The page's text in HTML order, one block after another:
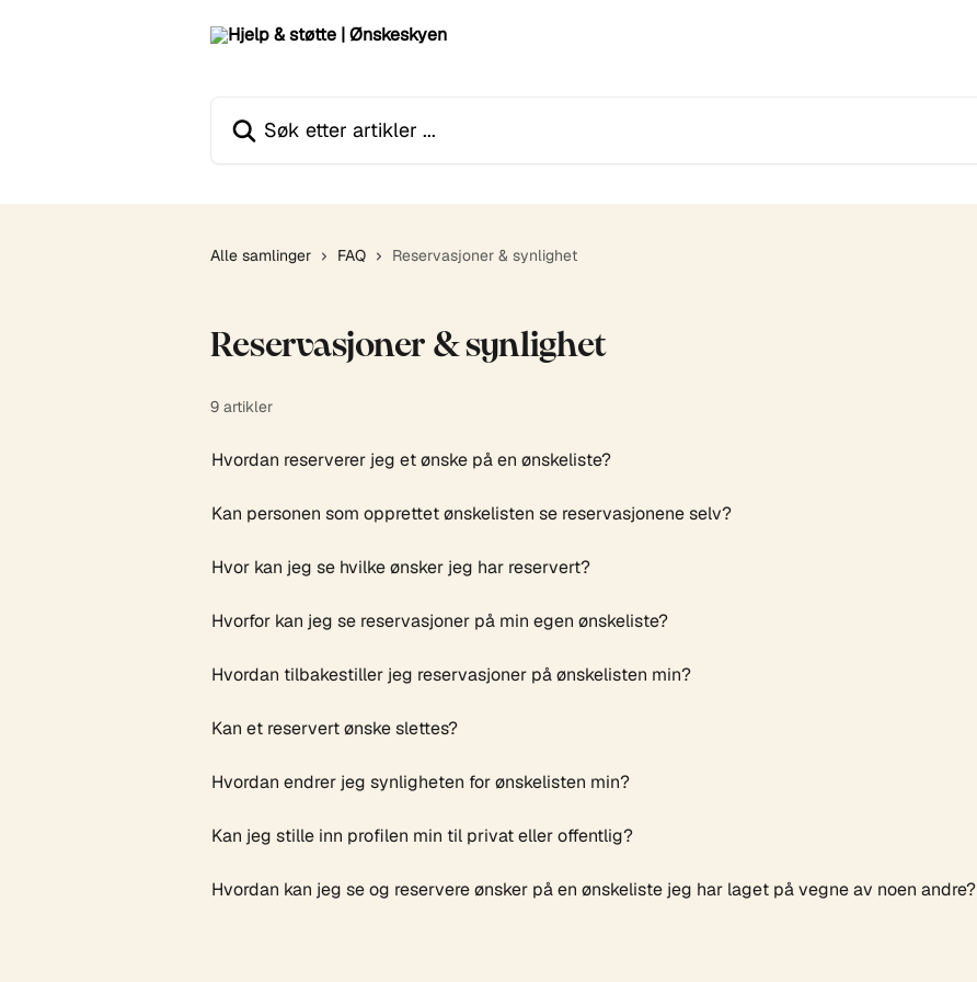
Alle samlinger FAQ Reservasjoner & synlighet
Reservasjoner & synlighet
9 artikler
Hvordan reserverer jeg et ønske på en ønskeliste?
Kan personen som opprettet ønskelisten se reservasjonene selv?
Hvor kan jeg se hvilke ønsker jeg har reservert?
Hvorfor kan jeg se reservasjoner på min egen ønskeliste?
Hvordan tilbakestiller jeg reservasjoner på ønskelisten min?
Kan et reservert ønske slettes?
Hvordan endrer jeg synligheten for ønskelisten min?
Kan jeg stille inn profilen min til privat eller offentlig?
Hvordan kan jeg se og reservere ønsker på en ønskeliste jeg har laget på vegne av noen andre?